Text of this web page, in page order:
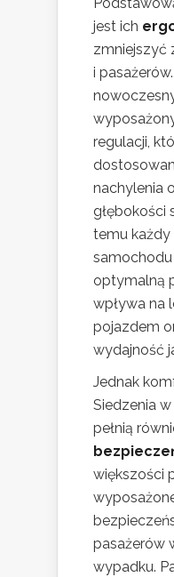
jest ich
zmniejszyć
i
regulacji,
nachylenia
głębokości
temu
optymalną
wpływa na
pojazdem
wydajność
Jednak
Siedzenia
pełnią
większości
pasażerów
wypadku.